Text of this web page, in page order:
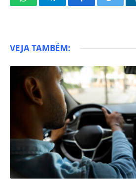
WhatsAppTelegramFacebookTwitter
VEJA TAMBÉM: